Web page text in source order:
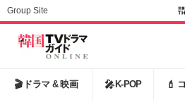
Group Site
🎬 ドラマ & 映画 🎤 K-POP 💄